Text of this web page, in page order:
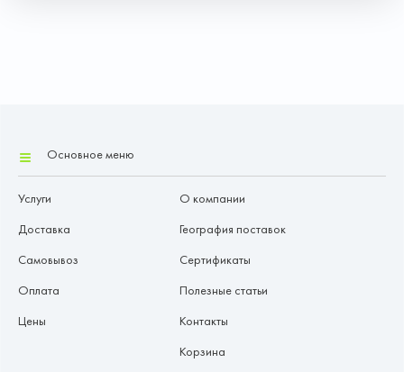
Основное меню
Услуги
Доставка
Самовывоз
Оплата
Цены
О компании
География поставок
Сертификаты
Полезные статьи
Контакты
Корзина